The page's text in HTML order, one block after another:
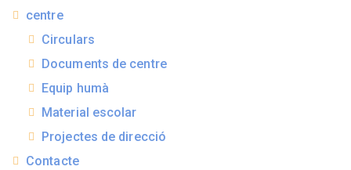
centre
Circulars
Documents de centre
Equip humà
Material escolar
Projectes de direcció
Contacte